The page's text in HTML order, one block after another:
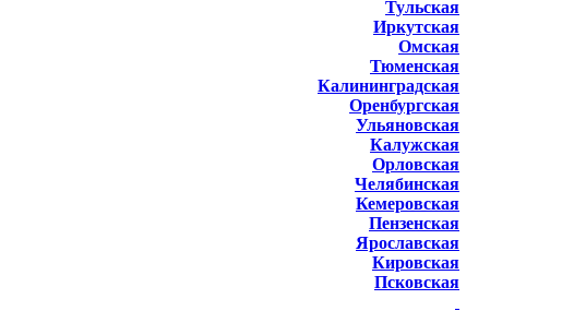
Тульская
Иркутская
Омская
Тюменская
Калининградская
Оренбургская
Ульяновская
Калужская
Орловская
Челябинская
Кемеровская
Пензенская
Ярославская
Кировская
Псковская